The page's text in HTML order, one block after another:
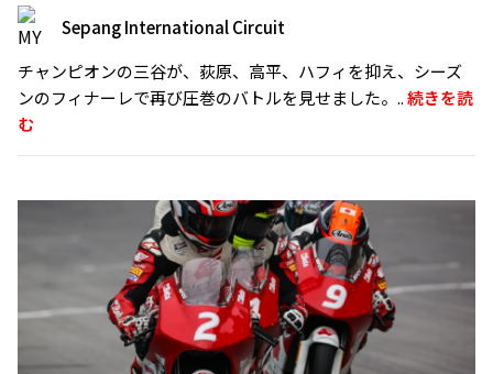
Sepang International Circuit
チャンピオンの三谷が、荻原、高平、ハフィを抑え、シーズ
ンのフィナーレで再び圧巻のバトルを見せました。..続きを読
む